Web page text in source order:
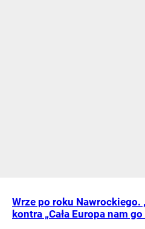
Wrze po roku Nawrockiego.
kontra „Cała Europa nam